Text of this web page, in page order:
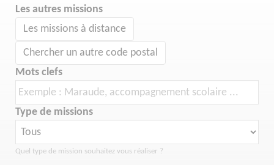
Les autres missions
Les missions à distance
Chercher un autre code postal
Mots clefs
Type de missions
Quel type de mission souhaitez vous réaliser ?